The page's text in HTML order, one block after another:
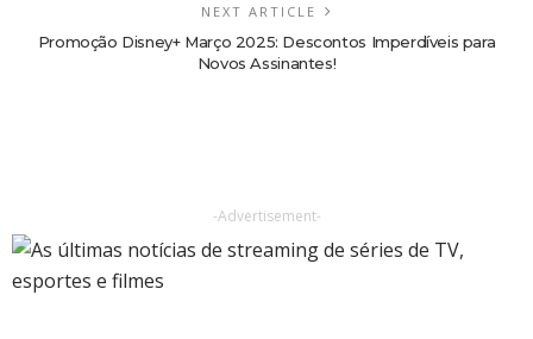
NEXT ARTICLE
Promoção Disney+ Março 2025: Descontos Imperdíveis para
Novos Assinantes!
-Advertisement-